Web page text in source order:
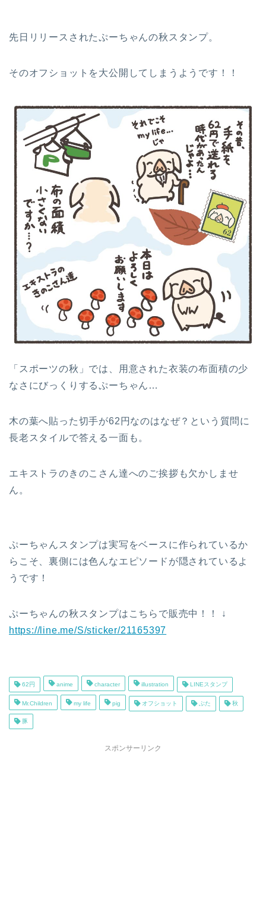
先日リリースされたぷーちゃんの秋スタンプ。
そのオフショットを大公開してしまうようです！！
「スポーツの秋」では、用意された衣装の布面積の少
なさにびっくりするぷーちゃん…
木の葉へ貼った切手が62円なのはなぜ？という質問に
長老スタイルで答える一面も。
エキストラのきのこさん達へのご挨拶も欠かしませ
ん。
ぷーちゃんスタンプは実写をベースに作られているか
らこそ、裏側には色んなエピソードが隠されているよ
うです！
ぷーちゃんの秋スタンプはこちらで販売中！！ ↓
https://line.me/S/sticker/21165397
62円 anime character illustration LINEスタンプ
Mr.Children my life pig オフショット ぶた 秋
豚
スポンサーリンク